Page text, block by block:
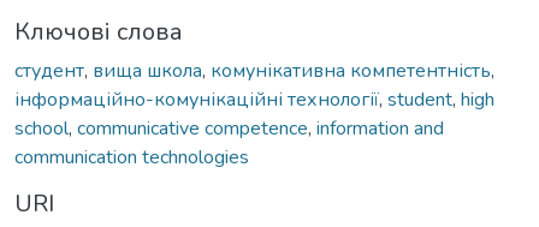
Ключові слова
студент, вища школа, комунікативна компетентність,
інформаційно-комунікаційні технології, student, high
school, communicative competence, information and
communication technologies
URI